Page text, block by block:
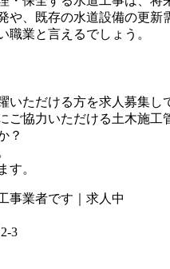
や、既存の水道設備の更
職業と言えるでしょう。
ただける方を求人募集し
ご協力いただける土木施
？
す。
事業者です｜求人中
3